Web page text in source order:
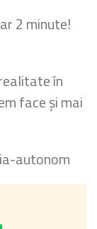
2 minute!
în
face și mai
autonom